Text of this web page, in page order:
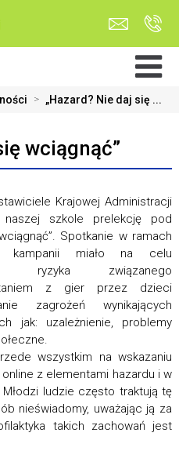
> „Hazard? Nie daj się ...
wciągnąć”
Krajowej Administracji
naszej szkole prelekcję pod
Spotkanie w ramach
kampanii miało na celu
ryzyka związanego
z gier przez dzieci
zagrożeń wynikających
jak: uzależnienie, problemy
wszystkim na wskazaniu
z elementami hazardu i w
ludzie często traktują tę
nieświadomy, uważając ją za
takich zachowań jest